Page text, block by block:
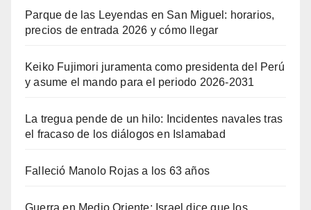
Parque de las Leyendas en San Miguel: horarios,
precios de entrada 2026 y cómo llegar
Keiko Fujimori juramenta como presidenta del Perú
y asume el mando para el periodo 2026-2031
La tregua pende de un hilo: Incidentes navales tras
el fracaso de los diálogos en Islamabad
Falleció Manolo Rojas a los 63 años